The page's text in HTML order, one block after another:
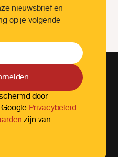
nieuwsbrief en
op je volgende
door
Privacybeleid
zijn van